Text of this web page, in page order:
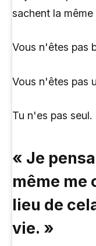
sachent la même
Vous n'êtes pas
Vous n'êtes pas
Tu n'es pas seul.
« Je
même me
lieu de
vie. »